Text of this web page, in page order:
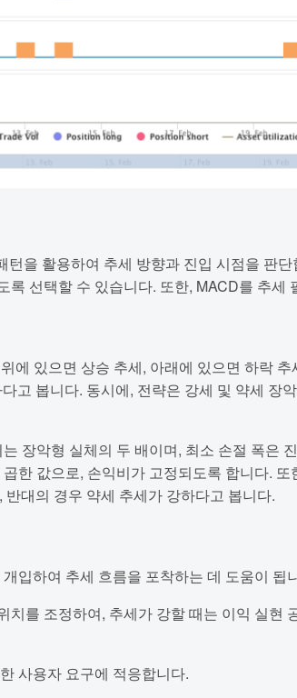
을 활용하여 추세 방향과 진입 시점을 판
선택할 수 있습니다. 또한, MACD를 추세
있으면 상승 추세, 아래에 있으면 하락
봅니다. 동시에, 전략은 강세 및 약세 장
장악형 실체의 두 배이며, 최소 손절 폭은
한 값으로, 손익비가 고정되도록 합니다.
대의 경우 약세 추세가 강하다고 봅니다.
입하여 추세 흐름을 포착하는 데 도움이 됩
를 조정하여, 추세가 강할 때는 이익 실현
사용자 요구에 적응합니다.